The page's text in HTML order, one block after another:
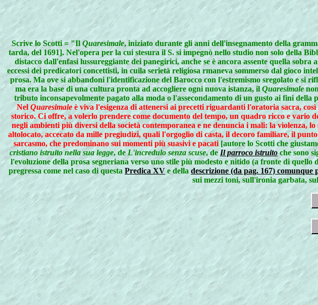
Scrive lo Scotti = "IlQuaresimale, iniziato durante gli anni dell'insegnamento della
tarda, del 1691]. Nel'opera per la cui stesura il S. si impegnò nello studio non solo della
distacco dall'enfasi lussureggiante dei panegirici, anche se è ancora assente quella
eccessi dei predicatori concettisti, in cuila serietà religiosa rmaneva sommerso dal gioco
prosa. Ma ove si abbandoni l'identificazione del Barocco con l'estremismo sregolatoe si
ma era la base di una cultura pronta ad accogliere ogni nuova istanza, ilQuaresimalenon
tributo inconsapevolmente pagato alla moda o l'assecondamento di un gusto ai fini della
NelQuaresimale è viva l'esigenza di attenersi ai precetti riguardanti l'oratoria sacra,
storico. Ci offre,a volerlo prendere come documento del tempo, un quadro ricco e vario
negli ambienti più diversi della società contemporanea e ne denuncia i mali: la violenza,
altolocato, accecato da mille pregiudizi, quali l'orgoglio di casta, il decoro familiare, il
sarcasmo, che predominano sui momenti più suasivi e pacati [autore lo Scotti che
cristiano istruito nella sua legge, deL'incredulo senza scuse, deIl parroco istruitoche sono
l'evoluzione della prosa segneriana verso uno stile più modesto e nitido (a fronte di quello
pregressa come nel caso di questa Predica XV e delladescrizione (da pag. 167)
sui mezzi toni, sull'ironia garbata,